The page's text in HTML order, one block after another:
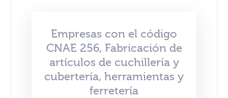
Empresas con el código
CNAE 256, Fabricación de
artículos de cuchillería y
cubertería, herramientas y
ferretería